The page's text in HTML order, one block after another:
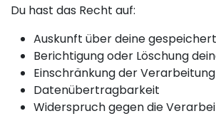
Du hast das Recht auf:
Auskunft über deine
Berichtigung oder Löschung
Einschränkung der Verarbeitung
Datenübertragbarkeit
Widerspruch gegen die